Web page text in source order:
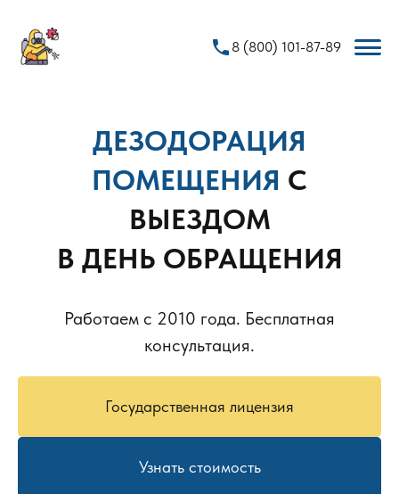
phone 8 (800) 101-87-89
ДЕЗОДОРАЦИЯ
ПОМЕЩЕНИЯ С
ВЫЕЗДОМ
В ДЕНЬ ОБРАЩЕНИЯ
Работаем с 2010 года. Бесплатная
консультация.
Государственная лицензия
Узнать стоимость